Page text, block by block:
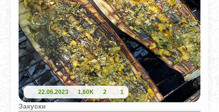
22.06.2023 1,60K 2 1
Закуски